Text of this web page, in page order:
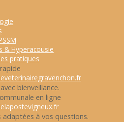
& Hyperacousie
pratiques
bienveillance.
en ligne
à vos questions.